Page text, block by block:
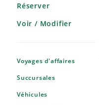
Réserver
Voir / Modifier
Voyages d'affaires
Succursales
Véhicules